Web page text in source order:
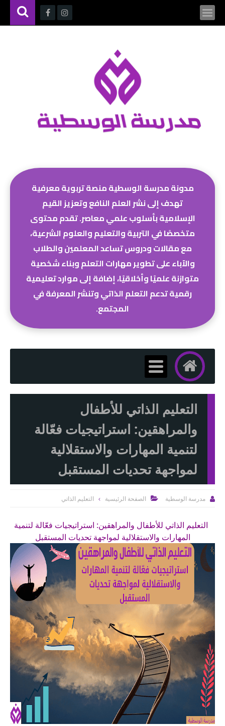
مدونة مدرسة الوسطية منصة تربوية معرفية
تهدف إلى نشر العلم النافع وتعزيز القيم
الإسلامية بأسلوب علمي معاصر. تقدم محتوى
متخصصًا في التربية والتعليم والعلوم الشرعية،
مع مقالات ودروس تساعد المعلمين والطلاب
والآباء على تطوير مهارات التعلم وبناء شخصية
متوازنة علميًا وأخلاقيًا، إضافة إلى موارد تعليمية
رقمية تدعم التعلم الذاتي وتنشر المعرفة في
المجتمع.
التعليم الذاتي للأطفال
والمراهقين: استراتيجيات فعّالة
لتنمية المهارات والاستقلالية
لمواجهة تحديات المستقبل
 مدرسة الوسطية  الصفحة الرئيسية التعليم الذاتي
التعليم الذاتي للأطفال والمراهقين: استراتيجيات فعّالة لتنمية
المهارات والاستقلالية لمواجهة تحديات المستقبل